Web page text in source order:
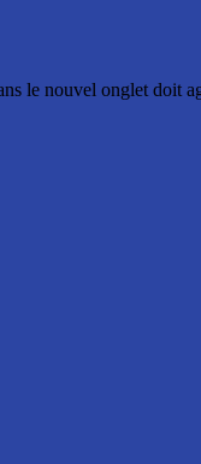
le nouvel onglet doit